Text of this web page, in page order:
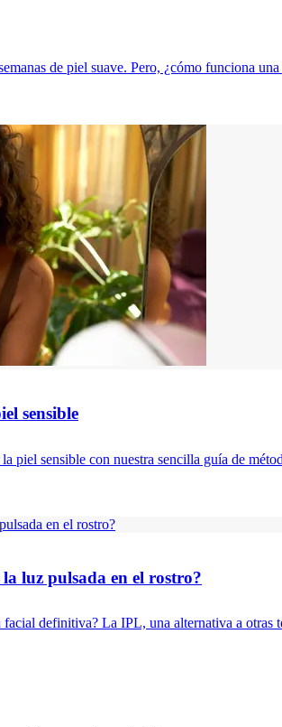
de piel suave. Pero, ¿cómo funciona
sensible
piel sensible con nuestra sencilla guía de
luz pulsada en el rostro?
facial definitiva? La IPL, una alternativa a